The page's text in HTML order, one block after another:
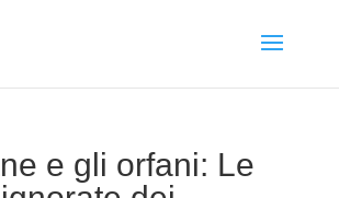
e gli orfani: Le